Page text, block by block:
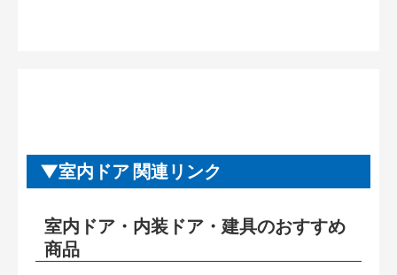
室内ドア 関連リンク
室内ドア・内装ドア・建具のおすすめ
商品